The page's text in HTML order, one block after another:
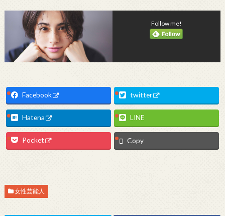
Follow me!
Facebook twitter
Hatena LINE
Pocket Copy
女性芸能人